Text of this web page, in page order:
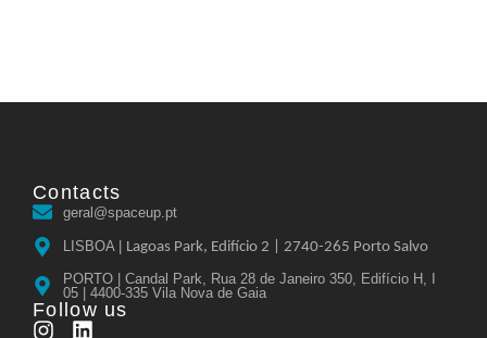
Contacts
geral@spaceup.pt
LISBOA | Lagoas Park, Edifício 2 | 2740-265 Porto Salvo
PORTO | Candal Park, Rua 28 de Janeiro 350, Edifício H, I
05 | 4400-335 Vila Nova de Gaia
Follow us